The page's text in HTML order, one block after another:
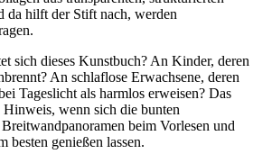
da hilft der Stift nach, werden
sich dieses Kunstbuch? An Kinder, deren
An schlaflose Erwachsene, deren
Tageslicht als harmlos erweisen? Das
wenn sich die bunten
beim Vorlesen und
besten genießen lassen.